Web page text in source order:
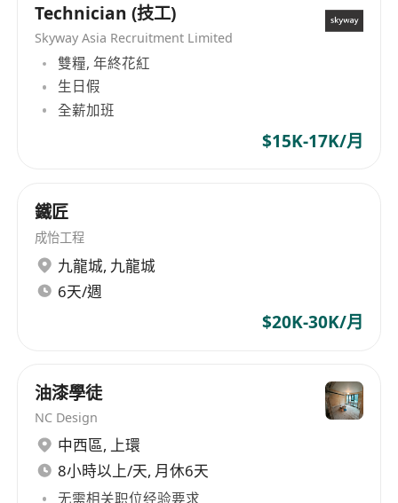
Technician (技工)
Skyway Asia Recruitment Limited
雙糧, 年終花紅
生日假
全薪加班
$15K-17K/月
鐵匠
成怡工程
九龍城, 九龍城
6天/週
$20K-30K/月
油漆學徒
NC Design
中西區, 上環
8小時以上/天, 月休6天
无需相关职位经验要求